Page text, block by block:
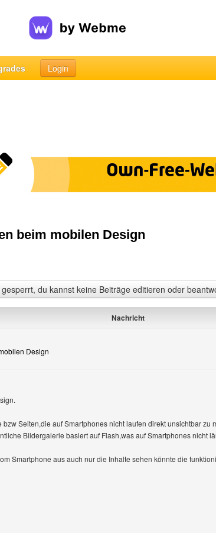
Login
beim mobilen Design
du kannst keine Beiträge editieren oder
Nachricht
Design
Seiten,die auf Smartphones nicht laufen direkt unsichtbar zu
Bildergalerie basiert auf Flash,was auf Smartphones nicht
Smartphone aus auch nur die Inhalte sehen könnte die